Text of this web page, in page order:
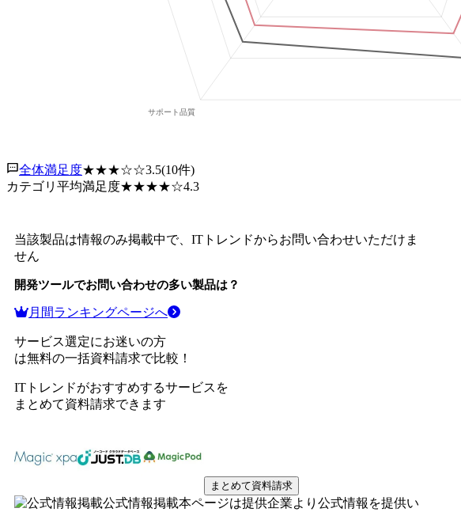
全体満足度★★★☆☆3.5(10件)
カテゴリ平均満足度★★★★☆4.3
当該製品は情報のみ掲載中で、ITトレンドからお問い合わせいただけま
せん
開発ツールでお問い合わせの多い製品は？
月間ランキングページへ
サービス選定にお迷いの方
は無料の一括資料請求で比較！
ITトレンドがおすすめするサービスを
まとめて資料請求できます
まとめて資料請求
公式情報掲載本ページは提供企業より公式情報を提供い